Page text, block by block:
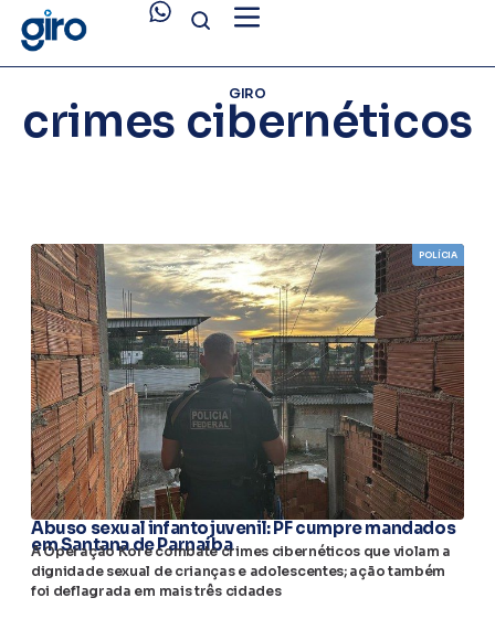
GIRO
crimes cibernéticos
POLÍCIA
Abuso sexual infantojuvenil: PF cumpre mandados
em Santana de Parnaíba
A Operação Kore combate crimes cibernéticos que violam a
dignidade sexual de crianças e adolescentes; ação também
foi deflagrada em mais três cidades